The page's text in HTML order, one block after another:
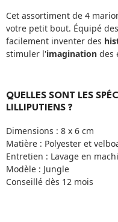
Cet assortiment de 4
votre petit bout. Équipé
facilement inventer des
stimuler l'imagination des
QUELLES SONT LES
LILLIPUTIENS ?
Dimensions : 8 x 6 cm
Matière : Polyester et
Entretien : Lavage en
Modèle : Jungle
Conseillé dès 12 mois